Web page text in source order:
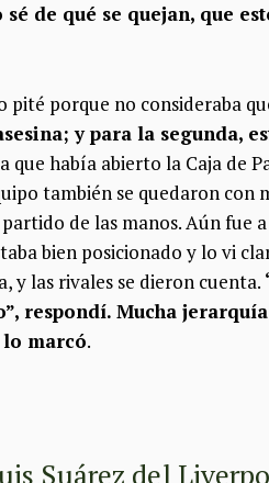
sé de qué se quejan, que
porque no consideraba
y para la segunda,
que había abierto la Caja de
también se quedaron con
partido de las manos. Aún fue
bien posicionado y lo vi
y las rivales se dieron cuenta.
respondí. Mucha
marcó.
Suárez del